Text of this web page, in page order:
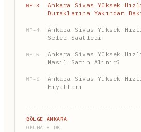
WP-3
Ankara Sivas Yüksek
Duraklarına Yakından
WP-4
Ankara Sivas Yüksek
Sefer Saatleri
WP-5
Ankara Sivas Yüksek
Nasıl Satın Alınır?
WP-6
Ankara Sivas Yüksek
Fiyatları
BÖLGE ANKARA
OKUMA 8 DK